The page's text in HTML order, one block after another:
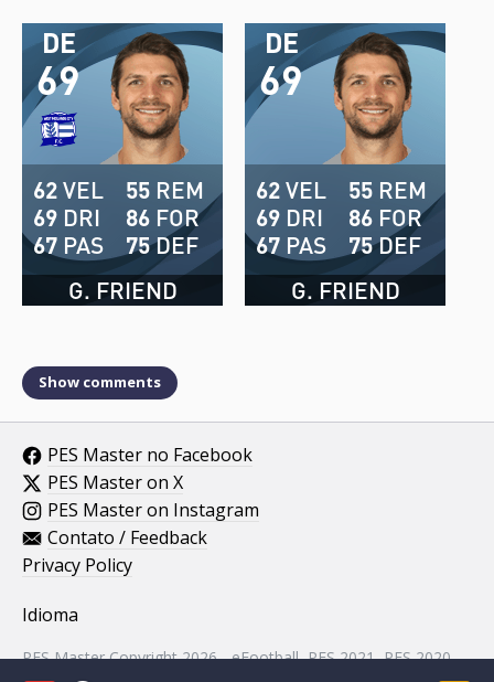
69
DE
G. FRIEND
62VEL
69 DRI
67 PAS
55 REM
86 FOR
75DEF
69
DE
G. FRIEND
62VEL
69 DRI
67 PAS
55 REM
86 FOR
75DEF
Show comments
PES Master no Facebook
PES Master on X
PES Master on Instagram
Contato / Feedback
Privacy Policy
Idioma
PES Master Copyright 2026 - eFootball, PES 2021, PES 2020,